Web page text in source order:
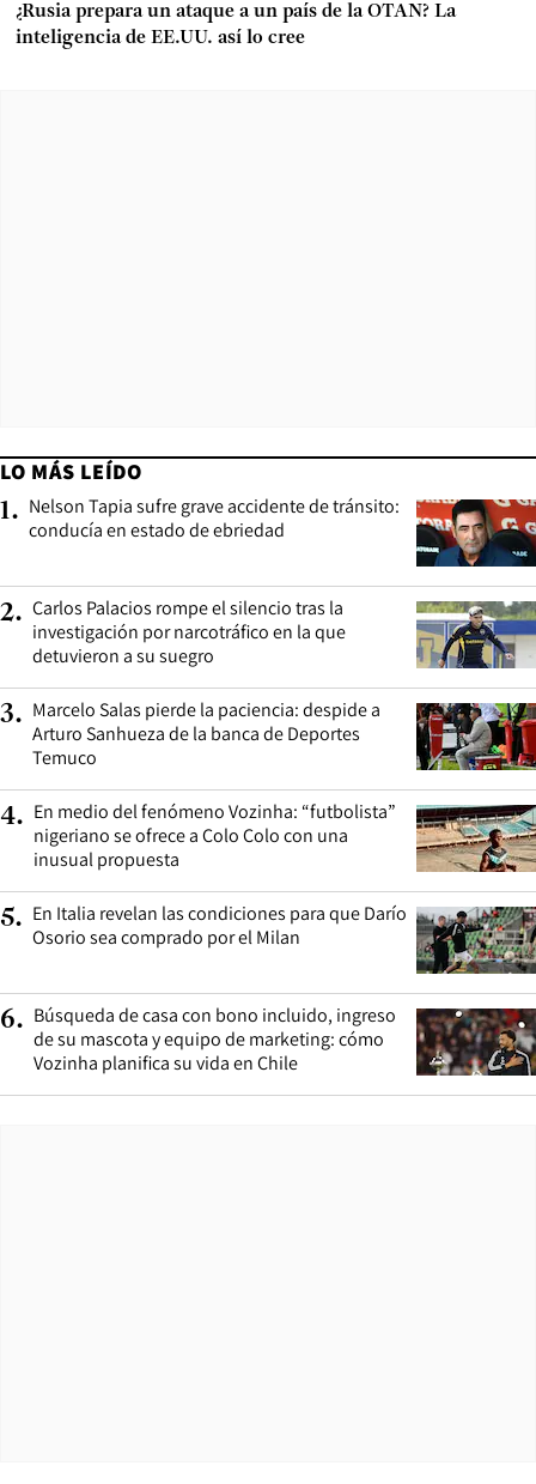
¿Rusia prepara un ataque a un país de la OTAN? La
inteligencia de EE.UU. así lo cree
LO MÁS LEÍDO
1. Nelson Tapia sufre grave accidente de tránsito:
conducía en estado de ebriedad
2. Carlos Palacios rompe el silencio tras la
investigación por narcotráfico en la que
detuvieron a su suegro
3. Marcelo Salas pierde la paciencia: despide a
Arturo Sanhueza de la banca de Deportes
Temuco
4. En medio del fenómeno Vozinha: “futbolista”
nigeriano se ofrece a Colo Colo con una
inusual propuesta
5. En Italia revelan las condiciones para que Darío
Osorio sea comprado por el Milan
6. Búsqueda de casa con bono incluido, ingreso
de su mascota y equipo de marketing: cómo
Vozinha planifica su vida en Chile